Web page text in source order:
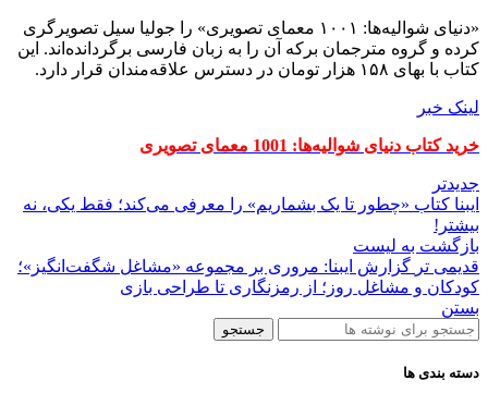
«دنیای شوالیه‌ها: ۱۰۰۱ معمای تصویری» را جولیا سیل تصویرگری
کرده و گروه مترجمان برکه آن را به زبان فارسی برگردانده‌اند. این
کتاب با بهای ۱۵۸ هزار تومان در دسترس علاقه‌مندان قرار دارد.
لینک خبر
خرید کتاب دنیای شوالیه‌ها: 1001 معمای تصویری
جدیدتر
ایبنا کتاب «چطور تا یک بشماریم» را معرفی می‌کند؛ فقط یکی، نه
بیشتر!
بازگشت به لیست
قدیمی تر گزارش ایبنا: مروری بر مجموعه «مشاغل شگفت‌انگیز»؛
کودکان و مشاغل روز؛ از رمزنگاری تا طراحی بازی
بستن
جستجو
دسته بندی ها